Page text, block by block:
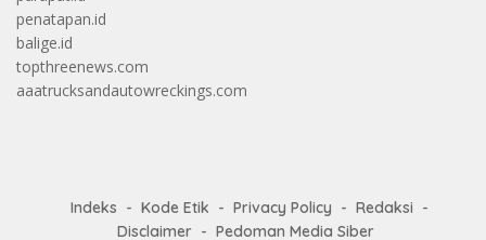
penatapan.id
balige.id
topthreenews.com
aaatrucksandautowreckings.com
Indeks Kode Etik Privacy Policy
Redaksi
Disclaimer
Pedoman Media Siber